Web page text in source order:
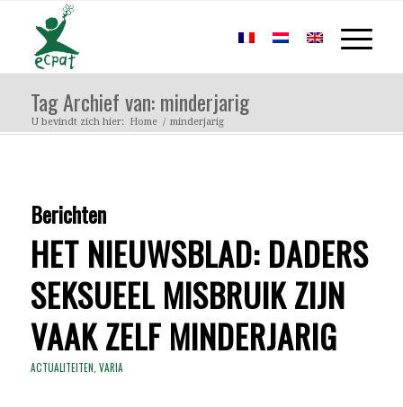
Tag Archief van: minderjarig
U bevindt zich hier: Home / minderjarig
Berichten
HET NIEUWSBLAD: DADERS
SEKSUEEL MISBRUIK ZIJN
VAAK ZELF MINDERJARIG
ACTUALITEITEN VARIA